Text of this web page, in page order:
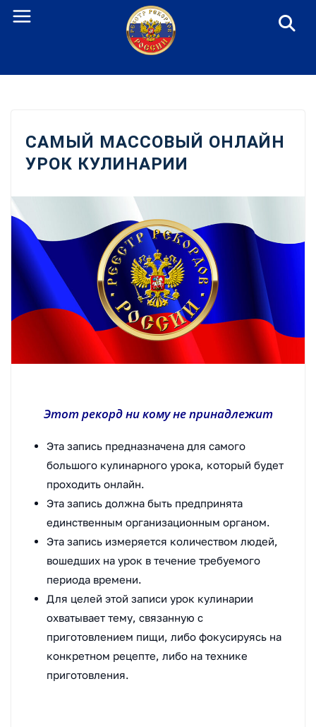
Перейти
САМЫЙ МАССОВЫЙ ОНЛАЙН
УРОК КУЛИНАРИИ
Этот рекорд ни кому не принадлежит
Эта запись предназначена для самого
большого кулинарного урока, который будет
проходить онлайн.
Эта запись должна быть предпринята
единственным организационным органом.
Эта запись измеряется количеством людей,
вошедших на урок в течение требуемого
периода времени.
Для целей этой записи урок кулинарии
охватывает тему, связанную с
приготовлением пищи, либо фокусируясь на
конкретном рецепте, либо на технике
приготовления.